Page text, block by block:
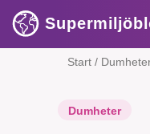
Start /
Dumheter